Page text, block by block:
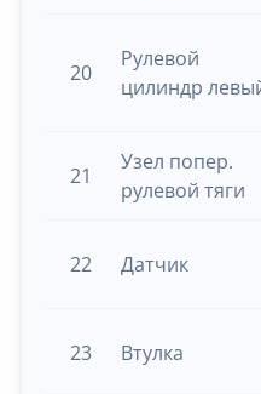
20
Рулевой
цилиндр
21
Узел попер.
рулевой тяги
22 Датчик
23 Втулка